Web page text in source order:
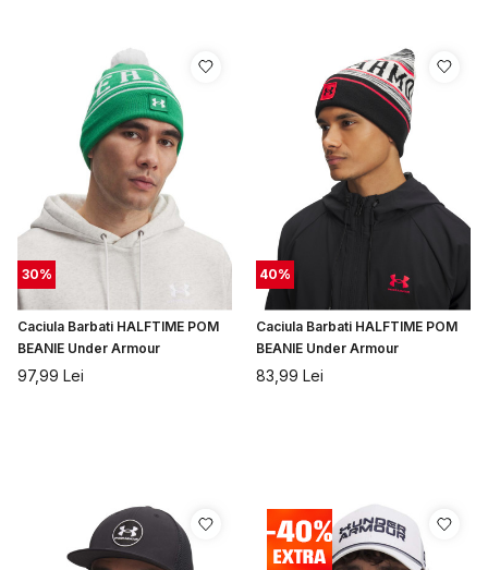
30%
Caciula Barbati HALFTIME POM
BEANIE Under Armour
97,99 Lei
40%
Caciula Barbati HALFTIME POM
BEANIE Under Armour
83,99 Lei